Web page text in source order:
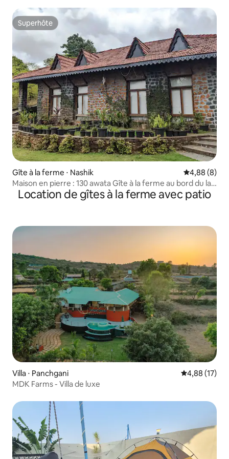
Superhôte
Superhôte
Gîte à la ferme ⋅ Nashik Évaluation
4,88 (8)
Maison en pierre : 130 awata Gîte à la ferme au bord du lac
4/6 pax
Location de gîtes à la ferme avec patio
Villa ⋅ Panchgani Évaluation
4,88 (17)
MDK Farms - Villa de luxe